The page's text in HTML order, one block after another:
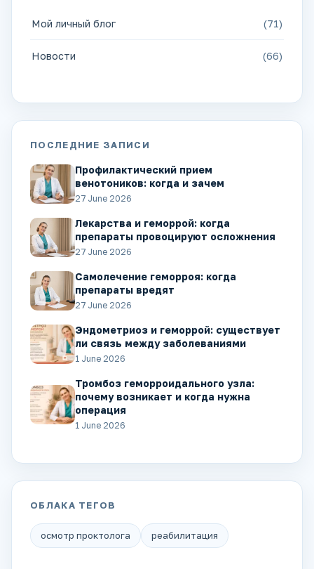
Мой личный блог (71)
Новости (66)
ПОСЛЕДНИЕ ЗАПИСИ
Профилактический прием
венотоников: когда и зачем
27 June 2026
Лекарства и геморрой: когда
препараты провоцируют осложнения
27 June 2026
Самолечение геморроя: когда
препараты вредят
27 June 2026
Эндометриоз и геморрой: существует
ли связь между заболеваниями
1 June 2026
Тромбоз геморроидального узла:
почему возникает и когда нужна
операция
1 June 2026
ОБЛАКА ТЕГОВ
осмотр проктолога реабилитация